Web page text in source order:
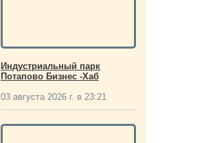
Индустриальный парк
Потапово Бизнес -Хаб
03 августа 2026 г. в 23:21